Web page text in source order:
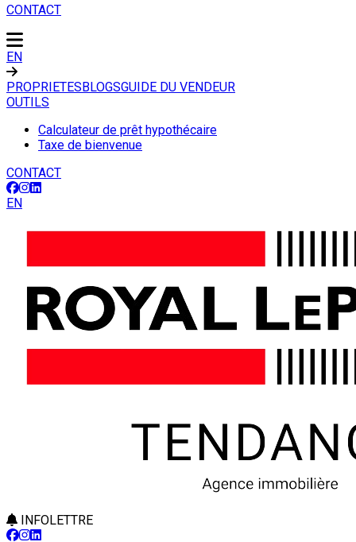
CONTACT
EN
PROPRIETESBLOGSGUIDE DU VENDEUR
OUTILS
Calculateur de prêt hypothécaire
Taxe de bienvenue
CONTACT
EN
INFOLETTRE